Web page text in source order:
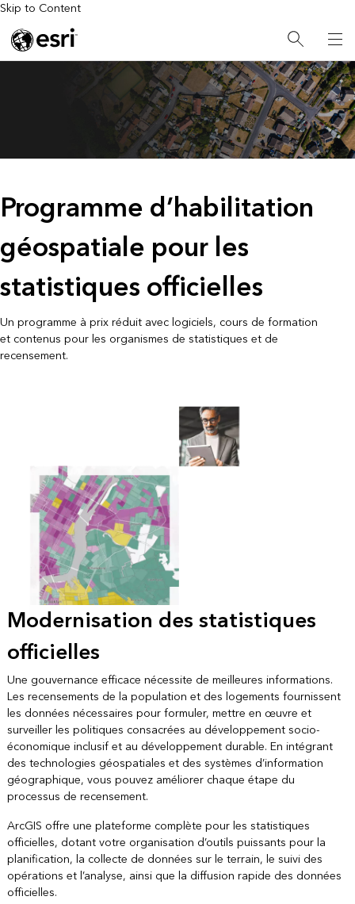
Skip to Content
Programme d’habilitation
géospatiale pour les
statistiques officielles
Un programme à prix réduit avec logiciels, cours de formation
et contenus pour les organismes de statistiques et de
recensement.
Modernisation des statistiques
officielles
Une gouvernance efficace nécessite de meilleures informations.
Les recensements de la population et des logements fournissent
les données nécessaires pour formuler, mettre en œuvre et
surveiller les politiques consacrées au développement socio-
économique inclusif et au développement durable. En intégrant
des technologies géospatiales et des systèmes d’information
géographique, vous pouvez améliorer chaque étape du
processus de recensement.
ArcGIS offre une plateforme complète pour les statistiques
officielles, dotant votre organisation d’outils puissants pour la
planification, la collecte de données sur le terrain, le suivi des
opérations et l’analyse, ainsi que la diffusion rapide des données
officielles.